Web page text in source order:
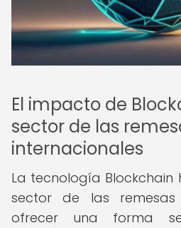
El impacto de
sector de las
internacionales
La tecnología Blockchain
sector de las remesas
ofrecer una forma